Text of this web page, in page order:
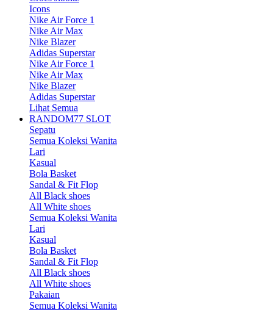
Icons
Nike Air Force 1
Nike Air Max
Nike Blazer
Adidas Superstar
Nike Air Force 1
Nike Air Max
Nike Blazer
Adidas Superstar
Lihat Semua
RANDOM77 SLOT
Sepatu
Semua Koleksi Wanita
Lari
Kasual
Bola Basket
Sandal & Fit Flop
All Black shoes
All White shoes
Semua Koleksi Wanita
Lari
Kasual
Bola Basket
Sandal & Fit Flop
All Black shoes
All White shoes
Pakaian
Semua Koleksi Wanita